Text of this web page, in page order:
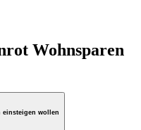
Wohnsparen
einsteigen wollen